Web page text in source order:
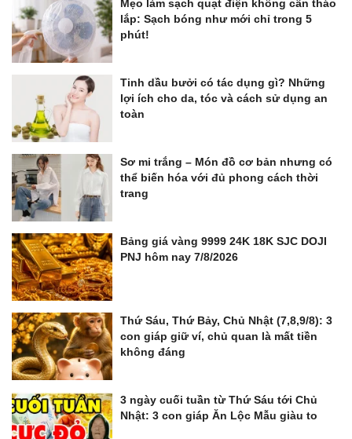
Mẹo làm sạch quạt điện không cần tháo
lắp: Sạch bóng như mới chỉ trong 5
phút!
Tinh dầu bưởi có tác dụng gì? Những
lợi ích cho da, tóc và cách sử dụng an
toàn
Sơ mi trắng – Món đồ cơ bản nhưng có
thể biến hóa với đủ phong cách thời
trang
Bảng giá vàng 9999 24K 18K SJC DOJI
PNJ hôm nay 7/8/2026
Thứ Sáu, Thứ Bảy, Chủ Nhật (7,8,9/8): 3
con giáp giữ ví, chủ quan là mất tiền
không đáng
3 ngày cuối tuần từ Thứ Sáu tới Chủ
Nhật: 3 con giáp Ăn Lộc Mẫu giàu to